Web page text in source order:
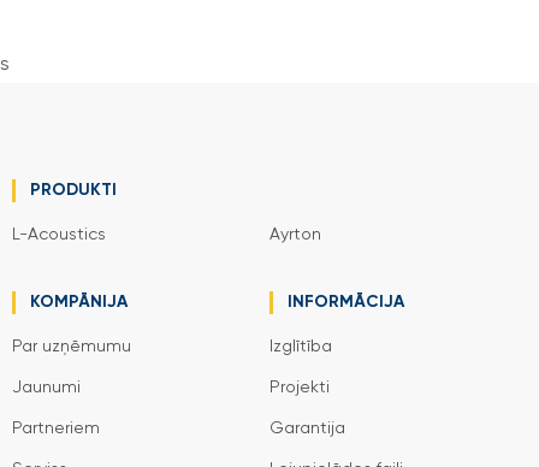
s
PRODUKTI
L-Acoustics Ayrton
KOMPĀNIJA
Par uzņēmumu
Jaunumi
Partneriem
INFORMĀCIJA
Izglītība
Projekti
Garantija